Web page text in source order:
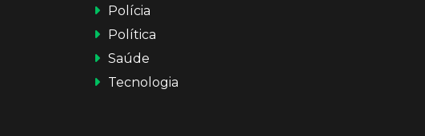
Polícia
Política
Saúde
Tecnologia